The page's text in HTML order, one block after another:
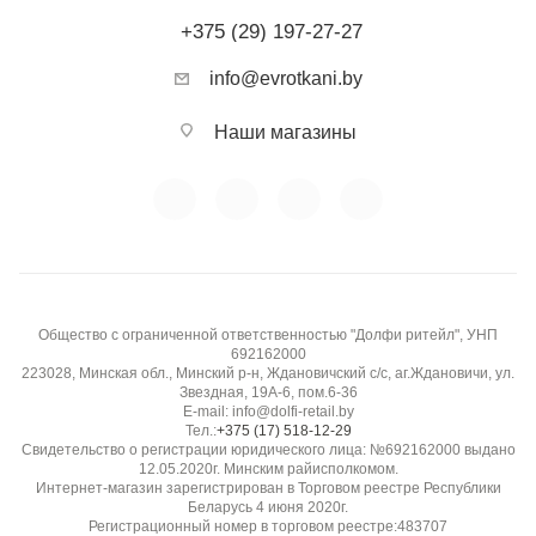
+375 (29) 197-27-27
info@evrotkani.by
Наши магазины
Общество с ограниченной ответственностью "Долфи ритейл", УНП
692162000
223028, Минская обл., Минский р-н, Ждановичский с/с, аг.Ждановичи, ул.
Звездная, 19А-6, пом.6-36
E-mail: info@dolfi-retail.by
Тел.:+375 (17) 518-12-29
Свидетельство о регистрации юридического лица: №692162000 выдано
12.05.2020г. Минским райисполкомом.
Интернет-магазин зарегистрирован в Торговом реестре Республики
Беларусь 4 июня 2020г.
Регистрационный номер в торговом реестре:483707